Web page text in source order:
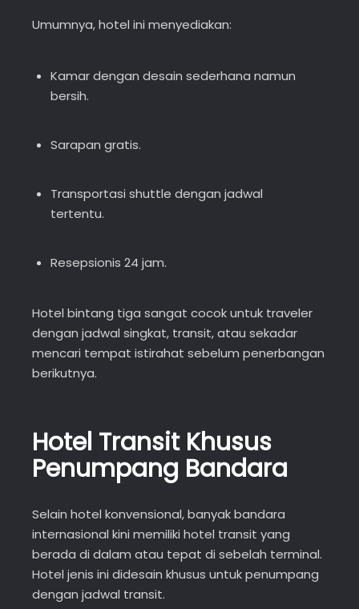
Umumnya, hotel ini menyediakan:
Kamar dengan desain sederhana namun
bersih.
Sarapan gratis.
Transportasi shuttle dengan jadwal
tertentu.
Resepsionis 24 jam.
Hotel bintang tiga sangat cocok untuk traveler
dengan jadwal singkat, transit, atau sekadar
mencari tempat istirahat sebelum penerbangan
berikutnya.
Hotel Transit Khusus
Penumpang Bandara
Selain hotel konvensional, banyak bandara
internasional kini memiliki hotel transit yang
berada di dalam atau tepat di sebelah terminal.
Hotel jenis ini didesain khusus untuk penumpang
dengan jadwal transit.